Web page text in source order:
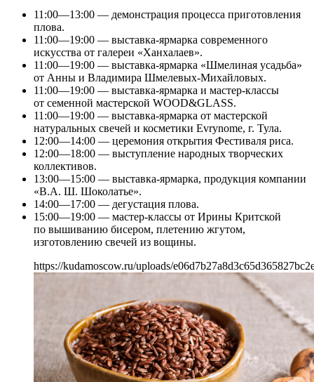
11:00—13:00 — демонстрация процесса приготовления
плова.
11:00—19:00 — выставка-ярмарка современного
искусства от галереи «Ханхалаев».
11:00—19:00 — выставка-ярмарка «Шмелиная усадьба»
от Анны и Владимира Шмелевых-Михайловых.
11:00—19:00 — выставка-ярмарка и мастер-классы
от семенной мастерской WOOD&GLASS.
11:00—19:00 — выставка-ярмарка от мастерской
натуральных свечей и косметики Evrynome, г. Тула.
12:00—14:00 — церемония открытия Фестиваля риса.
12:00—18:00 — выступление народных творческих
коллективов.
13:00—15:00 — выставка-ярмарка, продукция компании
«В.А. Ш. Шоколатье».
14:00—17:00 — дегустация плова.
15:00—19:00 — мастер-классы от Ирины Критской
по вышиванию бисером, плетению жгутом,
изготовлению свечей из вощины.
https://kudamoscow.ru/uploads/